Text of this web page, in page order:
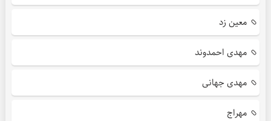
معین زد
مهدی احمدوند
مهدی جهانی
مهراج